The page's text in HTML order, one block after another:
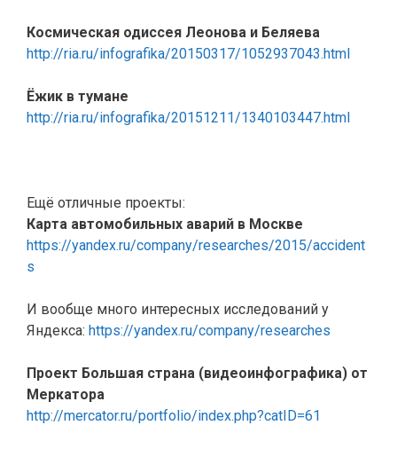
Космическая одиссея Леонова и Беляева
http://ria.ru/infografika/20150317/1052937043.html
Ёжик в тумане
http://ria.ru/infografika/20151211/1340103447.html
Ещё отличные проекты:
Карта автомобильных аварий в Москве
https://yandex.ru/company/researches/2015/accident
s
И вообще много интересных исследований у
Яндекса: https://yandex.ru/company/researches
Проект Большая страна (видеоинфографика) от
Меркатора
http://mercator.ru/portfolio/index.php?catID=61